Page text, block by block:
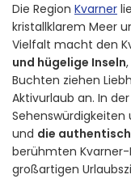
Die Region Kvarner
kristallklarem Meer
Vielfalt macht den
und hügelige Inseln
Buchten ziehen
Aktivurlaub an. In
und die
berühmten
großartigen